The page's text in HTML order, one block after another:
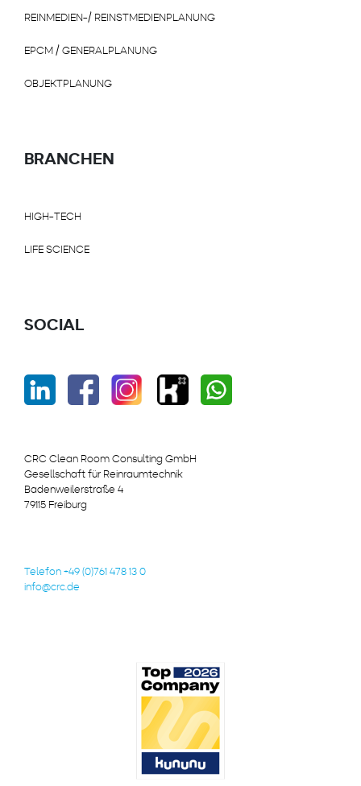
REINMEDIEN-/ REINSTMEDIENPLANUNG
EPCM / GENERALPLANUNG
OBJEKTPLANUNG
BRANCHEN
HIGH-TECH
LIFE SCIENCE
SOCIAL
CRC Clean Room Consulting GmbH
Gesellschaft für Reinraumtechnik
Badenweilerstraße 4
79115 Freiburg
Telefon +49 (0)761 478 13 0
info@crc.de